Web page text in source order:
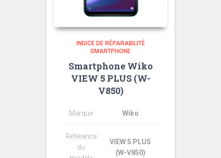
INDICE DE RÉPARABILITÉ
SMARTPHONE
Smartphone Wiko
VIEW 5 PLUS (W-
V850)
Marque Wiko
Référence
du
VIEW 5 PLUS
(W-V850)